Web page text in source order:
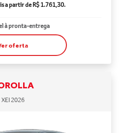
a partir de R$ 1.761,30.
à pronta-entrega
oferta
XEI 2026